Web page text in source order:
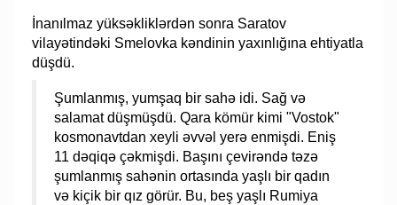
İnanılmaz yüksəkliklərdən sonra Saratov
vilayətindəki Smelovka kəndinin yaxınlığına ehtiyatla
düşdü.
Şumlanmış, yumşaq bir sahə idi. Sağ və
salamat düşmüşdü. Qara kömür kimi "Vostok"
kosmonavtdan xeyli əvvəl yerə enmişdi. Eniş
11 dəqiqə çəkmişdi. Başını çevirəndə təzə
şumlanmış sahənin ortasında yaşlı bir qadın
və kiçik bir qız görür. Bu, beş yaşlı Rumiya